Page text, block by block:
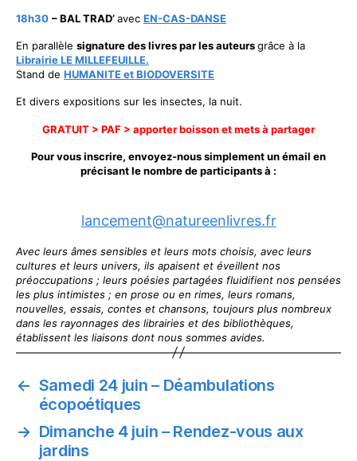
18h30 – BAL TRAD’avec EN-CAS-DANSE
En parallèle signature des livres par les auteursgrâce à la
Librairie LE MILLEFEUILLE.
Stand de HUMANITE et BIODOVERSITE
Et divers expositions sur les insectes, la nuit.
GRATUIT > PAF > apporter boisson et mets à partager
Pour vous inscrire, envoyez-nous simplement un émail en
précisant le nombre de participants à :
lancement@natureenlivres.fr
Avec leurs âmes sensibles et leurs mots choisis, avec leurs
cultures et leurs univers, ils apaisent et éveillent nos
préoccupations ; leurs poésies partagées fluidifient nos pensées
les plus intimistes ; en prose ou en rimes, leurs romans,
nouvelles, essais, contes et chansons, toujours plus nombreux
dans les rayonnages des librairies et des bibliothèques,
établissent les liaisons dont nous sommes avides.
← Samedi 24 juin – Déambulations
écopoétiques
→ Dimanche 4 juin – Rendez-vous aux
jardins